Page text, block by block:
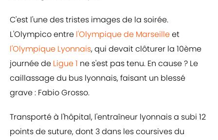
C'est l'une des tristes images de la soirée.
L'Olympico entre l'Olympique de Marseilleet
l'Olympique Lyonnais, qui devait clôturer la 10ème
journée de Ligue 1 ne s'est pas tenu. En cause ? Le
caillassage du bus lyonnais, faisant un blessé
grave : Fabio Grosso.
Transporté à l'hôpital, l'entraîneur lyonnais a subi 12
points de suture, dont 3 dans les coursives du